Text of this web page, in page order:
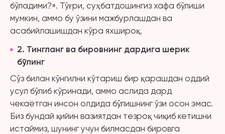
бўладими?». Тўғри, суҳбатдошингиз хафа бўлиши
мумкин, аммо бу ўзини мажбурлашдан ва
асабийлашишдан кўра яхшироқ.
2. Тингланг ва бировнинг дардига шерик
бўлинг
Сўз билан кўнгилни кўтариш бир қарашдан оддий
усул бўлиб кўринади, аммо аслида дард
чекаётган инсон олдида бўлишнинг ўзи осон эмас.
Биз бундай қийин вазиятдан тезроқ чиқиб кетишни
истаймиз, шунинг учун билмасдан бировга